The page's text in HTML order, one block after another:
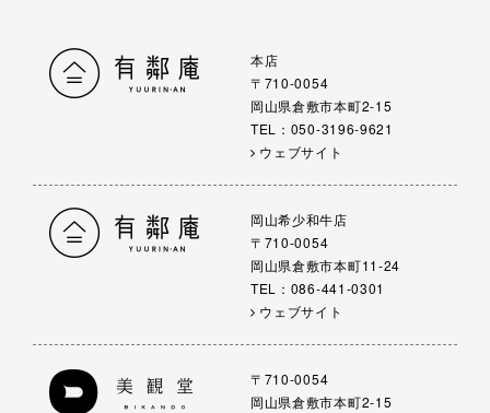
本店
〒710-0054
岡山県倉敷市本町2-15
TEL：050-3196-9621
ウェブサイト
岡山希少和牛店
〒710-0054
岡山県倉敷市本町11-24
TEL：086-441-0301
ウェブサイト
〒710-0054
岡山県倉敷市本町2-15